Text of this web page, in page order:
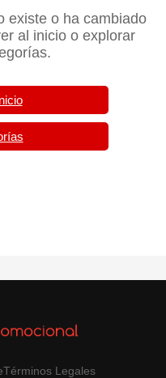
existe o ha cambiado
al inicio o explorar
Términos Legales